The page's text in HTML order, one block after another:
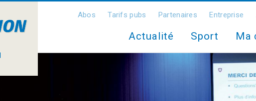
Abos Tarifs pubs Partenaires Entreprise
Actualité Sport Ma